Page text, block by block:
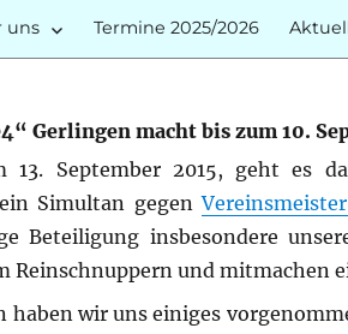
uns Termine 2025/2026
Gerlingen macht bis zum 10.
13. September 2015, geht es
Simultan gegen
Beteiligung insbesondere
Reinschnuppern und mitmachen
haben wir uns einiges